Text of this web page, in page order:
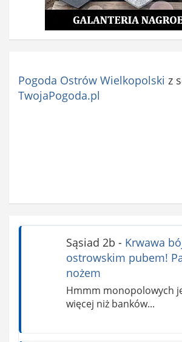
Pogoda Ostrów Wielkopolski z
TwojaPogoda.pl
Sąsiad 2b - Krwawa
ostrowskim pubem!
nożem
Hmmm monopolowych
więcej niż banków...